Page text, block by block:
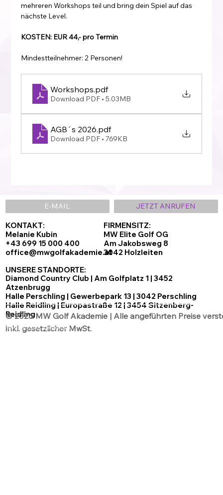
mehreren Workshops teil und bring dein Spiel auf das
nächste Level.
KOSTEN: EUR 44,- pro Termin
Mindestteilnehmer: 2 Personen!
Workshops.pdf
Download PDF • 5.03MB
AGB´s 2026.pdf
Download PDF • 769KB
FIRMENSITZ:
MW Elite Golf OG
Am Jakobsweg 8
3042 Holzleiten
Diamond Country Club | Am Golfplatz 1 | 3452
Atzenbrugg
Halle Perschling | Gewerbepark 13 | 3042 Perschling
Halle Reidling | Europastraße 12 | 3454 Sitzenberg-
Reidling
UNSERE STANDORTE:
KONTAKT:
Melanie Kubin
+43 699 15 000 400
office@mwgolfakademie.at
JETZT ANRUFEN
© 2026 MW Golf Akademie | Alle angeführten Preise
inkl. gesetzlicher MwSt.
DatenschutzAGB´sImpressum
E-MAIL